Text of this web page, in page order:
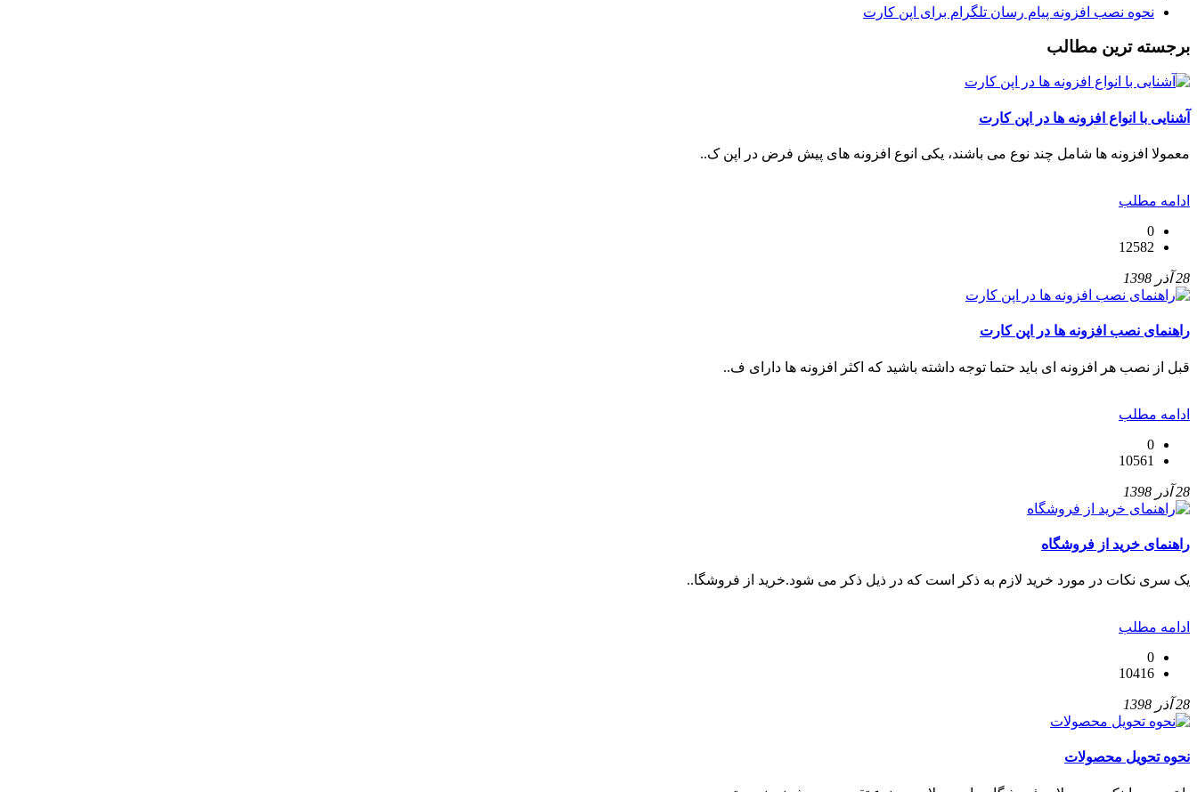
نحوه نصب افزونه پیام رسان تلگرام برای اپن کارت
برجسته ترین مطالب
آشنایی با انواع افزونه ها در اپن کارت
معمولا افزونه ها شامل چند نوع می باشند، یکی انوع افزونه های پیش فرض در اپن ک..
ادامه مطلب
0
12582
28 آذر 1398
راهنمای نصب افزونه ها در اپن کارت
قبل از نصب هر افزونه ای باید حتما توجه داشته باشید که اکثر افزونه ها دارای ف..
ادامه مطلب
0
10561
28 آذر 1398
راهنمای خرید از فروشگاه
یک سری نکات در مورد خرید لازم به ذکر است که در ذیل ذکر می شود.خرید از فروشگا..
ادامه مطلب
0
10416
28 آذر 1398
نحوه تحویل محصولات